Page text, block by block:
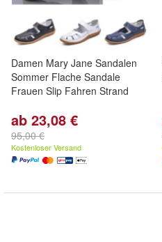
Damen Mary Jane Sandalen
Sommer Flache Sandale
Frauen Slip Fahren Strand
ab 23,08 €
95,00 €
Kostenloser Versand